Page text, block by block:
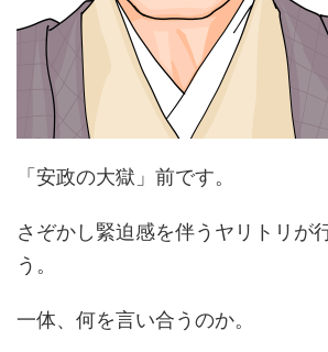
「安政の大獄」前です。
さぞかし緊迫感を伴うヤリトリが
う。
一体、何を言い合うのか。